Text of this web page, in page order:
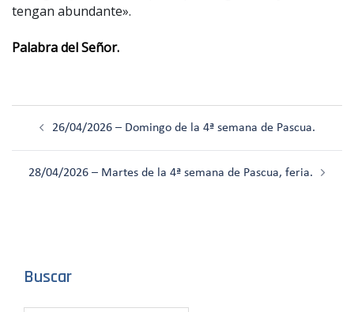
tengan abundante».
Palabra del Señor.
26/04/2026 – Domingo de la 4ª semana de Pascua.
28/04/2026 – Martes de la 4ª semana de Pascua, feria.
Buscar